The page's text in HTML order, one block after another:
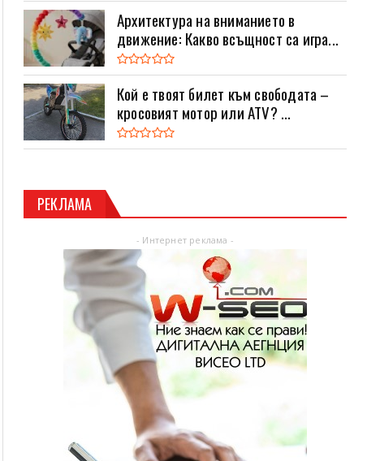
Архитектура на вниманието в
движение: Какво всъщност са игра...
Кой е твоят билет към свободата –
кросовият мотор или ATV? ...
РЕКЛАМА
- Интернет реклама -